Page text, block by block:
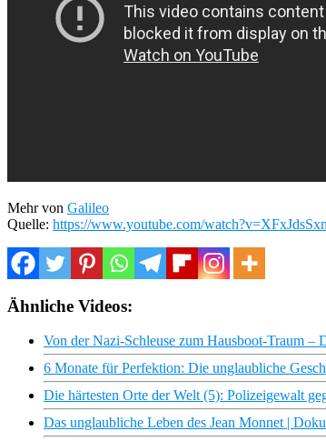
Mehr von Galileo
Quelle: https://www.youtube.com/
Ähnliche Videos:
Von der Nazi-Schleuse zum Hausboot-Traum
6 Monate für Perfektion: Die unglaubliche
Die härtesten Orte der Welt (5): Polizeigewalt
Das unglaubliche Leben des Jean Monnet |